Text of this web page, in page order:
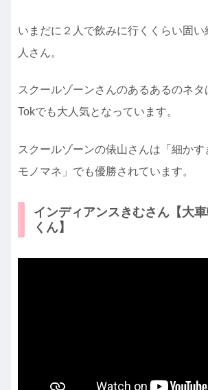
いまだに２人で飲みに行くくらい固
人さん。
スクールゾーンさんのあるあるのネタ
Tokでも大人気となっています。
スクールゾーンの俵山さんは「細か
モノマネ」でも優勝されています。
インディアンスきむさん【大
くん】